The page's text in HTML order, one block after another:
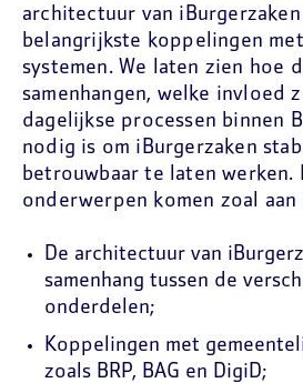
architectuur van
belangrijkste koppelingen
systemen. We laten zien hoe
samenhangen, welke invloed
dagelijkse processen binnen
nodig is om iBurgerzaken
betrouwbaar te laten werken.
onderwerpen komen zoal aan
De architectuur van
samenhang tussen de
onderdelen;
Koppelingen met
zoals BRP, BAG en DigiD;